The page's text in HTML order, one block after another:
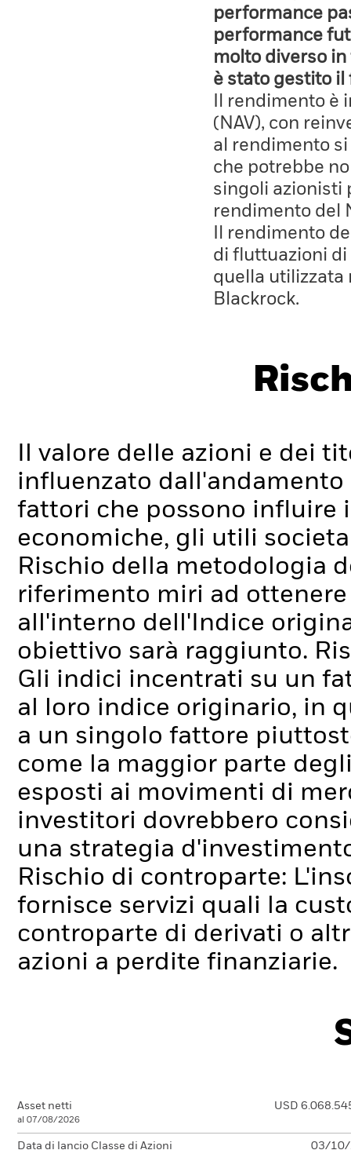
performance
performance
molto diverso
è stato gestito il
Il rendimento è
(NAV), con
al rendimento si
che potrebbe
singoli azionisti
rendimento del
Il rendimento
di fluttuazioni di
quella utilizzata
Blackrock.
Il valore delle azioni e dei
influenzato
fattori che possono influire
economiche, gli utili
Rischio della metodologia
riferimento miri ad
all'interno dell'Indice
obiettivo sarà raggiunto.
Gli indici incentrati su un
al loro indice originario, in
a un singolo fattore
come la maggior parte
esposti ai movimenti di
investitori dovrebbero
una strategia
Rischio di controparte:
fornisce servizi quali la
controparte di derivati o
azioni a perdite finanziarie.
Asset netti
al 07/08/2026
USD
Data di lancio Classe di Azioni 03/10/